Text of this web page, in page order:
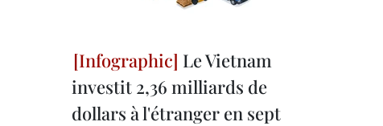
Le Vietnam
investit 2,36 milliards de
dollars à l'étranger en sept